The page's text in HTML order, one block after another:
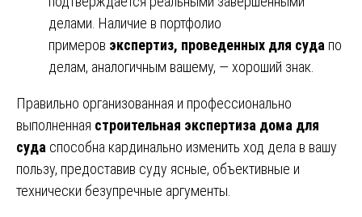
делами. Наличие в портфолио
примеров экспертиз, проведенных для суда по
делам, аналогичным вашему, — хороший знак.
Правильно организованная и профессионально
выполненная строительная экспертиза дома для
суда способна кардинально изменить ход дела в вашу
пользу, предоставив суду ясные, объективные и
технически безупречные аргументы.